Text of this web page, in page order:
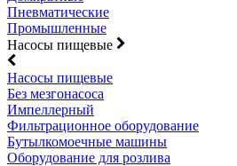
Пневматические
Промышленные
Насосы пищевые
Насосы пищевые
Без мезгонасоса
Импеллерный
Фильтрационное оборудование
Бутылкомоечные машины
Оборудование для розлива